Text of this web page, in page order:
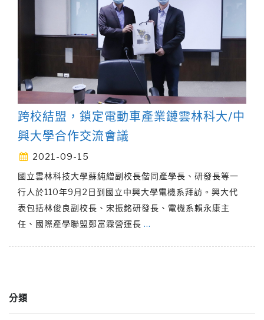
跨校結盟，鎖定電動車產業鏈雲林科大/中
興大學合作交流會議
2021-09-15
國立雲林科技大學蘇純繒副校長偕同產學長、研發長等一
行人於110年9月2日到國立中興大學電機系拜訪。興大代
表包括林俊良副校長、宋振銘研發長、電機系賴永康主
任、國際產學聯盟鄭富霖營運長 …
分類